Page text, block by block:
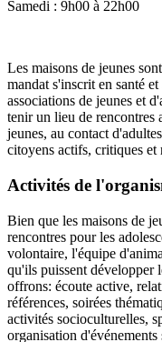
Samedi : 9h00 à 22h00
Les maisons de jeunes
mandat s'inscrit en santé
associations de jeunes et
tenir un lieu de rencontres
jeunes, au contact
citoyens actifs, critiques et
Activités de
Bien que les maisons de
rencontres pour les
volontaire, l'équipe
qu'ils puissent développer
offrons: écoute active,
références, soirées
activités socioculturelles,
organisation